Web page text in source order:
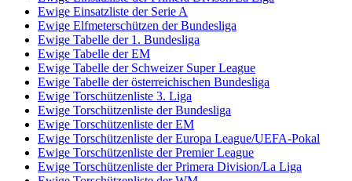
Ewige Einsatzliste der Serie A
Ewige Elfmeterschützen der Bundesliga
Ewige Tabelle der 1. Bundesliga
Ewige Tabelle der EM
Ewige Tabelle der Schweizer Super League
Ewige Tabelle der österreichischen Bundesliga
Ewige Torschützenliste 3. Liga
Ewige Torschützenliste der Bundesliga
Ewige Torschützenliste der EM
Ewige Torschützenliste der Europa League/UEFA-Pokal
Ewige Torschützenliste der Premier League
Ewige Torschützenliste der Primera Division/La Liga